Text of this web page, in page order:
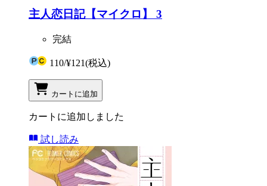
主人恋日記【マイクロ】 3
完結
110/¥121(税込)
カートに追加
カートに追加しました
試し読み